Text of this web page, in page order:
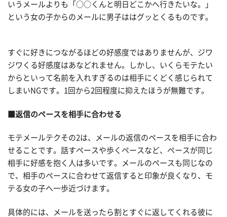
いうメールよりも「○○くんと明日どこかへ行きたいな。」
という女の子からのメールに男子ははグッとくるものです。
すぐに好きにつながるほどの好感度ではありませんが、ジワ
ジワくる好感度はあなどれません。しかし、いくらモテたい
からといって名前を入れすぎるのは相手にくどく感じられて
しまいNGです。1回から2回程度に抑えたほうが無難です。
■返信のペースを相手に合わせる
モテメールテクその2は、メールの返信のペースを相手に合わ
せることです。話すペースや歩くペースなど、ペースが同じ
相手に好感を抱く人は多いです。メールのペースも同じなの
で、相手のペースに合わせて返信すると印象が良くなり、モ
テる女の子へ一歩近づけます。
具体的には、メールを送ったら割とすぐに返してくれる彼に